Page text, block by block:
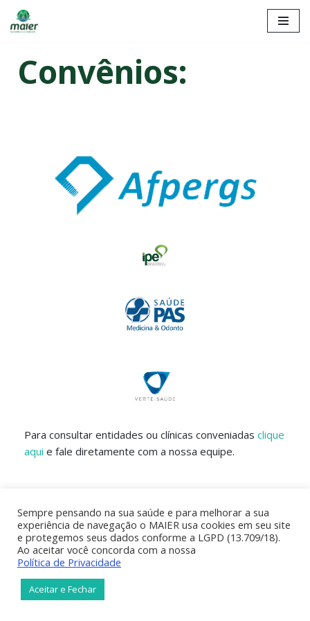
conteúdo
Convênios:
Para consultar entidades ou clínicas conveniadas clique
aqui e fale diretamente com a nossa equipe.
Sempre pensando na sua saúde e para melhorar a sua
experiência de navegação o MAIER usa cookies em seu site
e protegemos seus dados conforme a LGPD (13.709/18).
Ao aceitar você concorda com a nossa
Política de Privacidade
Aceitar e Fechar